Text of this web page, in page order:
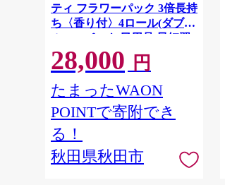
ティ フラワーパック 3倍長持
ち〈香り付〉4ロール(ダブ
ル)×12パック 日用品 最短翌
日発送 [スコッティ フラワー
パック トイレットペーパー
日本製紙クレシア] 秋田県秋
田市
28,000 円
たまったWAON
POINTで寄附でき
る！
秋田県秋田市